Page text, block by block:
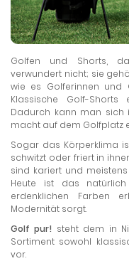
Golfen und Shorts,
verwundert nicht; sie
wie es Golferinnen und
Klassische Golf-
Dadurch kann man sich
macht auf dem Golfplatz
Sogar das Körperklima
schwitzt oder friert in
sind kariert und
Heute ist das
erdenklichen Farben
Modernität sorgt.
Golf pur! steht dem in
Sortiment sowohl
vor.